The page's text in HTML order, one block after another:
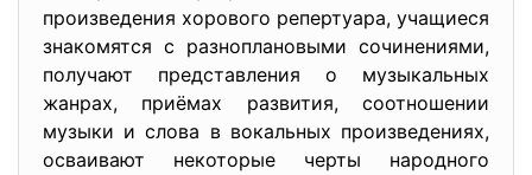
произведения хорового репертуара, учащиеся
знакомятся с разноплановыми сочинениями,
получают представления о музыкальных
жанрах, приёмах развития, соотношении
музыки и слова в вокальных произведениях,
осваивают некоторые черты народного